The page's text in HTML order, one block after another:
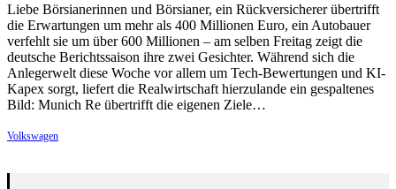
Liebe Börsianerinnen und Börsianer, ein Rückversicherer übertrifft
die Erwartungen um mehr als 400 Millionen Euro, ein Autobauer
verfehlt sie um über 600 Millionen – am selben Freitag zeigt die
deutsche Berichtssaison ihre zwei Gesichter. Während sich die
Anlegerwelt diese Woche vor allem um Tech-Bewertungen und KI-
Kapex sorgt, liefert die Realwirtschaft hierzulande ein gespaltenes
Bild: Munich Re übertrifft die eigenen Ziele…
Volkswagen